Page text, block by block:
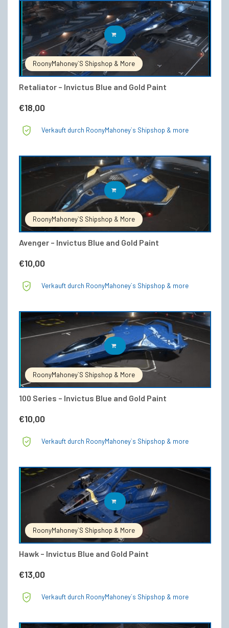
RoonyMahoney`s Shipshop & More
Retaliator – Invictus Blue and Gold Paint
€18,00
IN DEN WARENKORB
Verkauft durch RoonyMahoney`s Shipshop & more
RoonyMahoney`s Shipshop & More
Avenger – Invictus Blue and Gold Paint
€10,00
IN DEN WARENKORB
Verkauft durch RoonyMahoney`s Shipshop & more
RoonyMahoney`s Shipshop & More
100 Series – Invictus Blue and Gold Paint
€10,00
IN DEN WARENKORB
Verkauft durch RoonyMahoney`s Shipshop & more
RoonyMahoney`s Shipshop & More
Hawk – Invictus Blue and Gold Paint
€13,00
IN DEN WARENKORB
Verkauft durch RoonyMahoney`s Shipshop & more